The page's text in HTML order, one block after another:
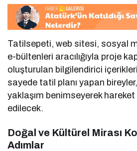
Tatilsepeti, web sitesi, sosyal
e-bültenleri aracılığıyla proje
oluşturulan bilgilendirici
sayede tatil planı yapan
yaklaşım benimseyerek
edilecek.
Doğal ve Kültürel Mirası
Adımlar